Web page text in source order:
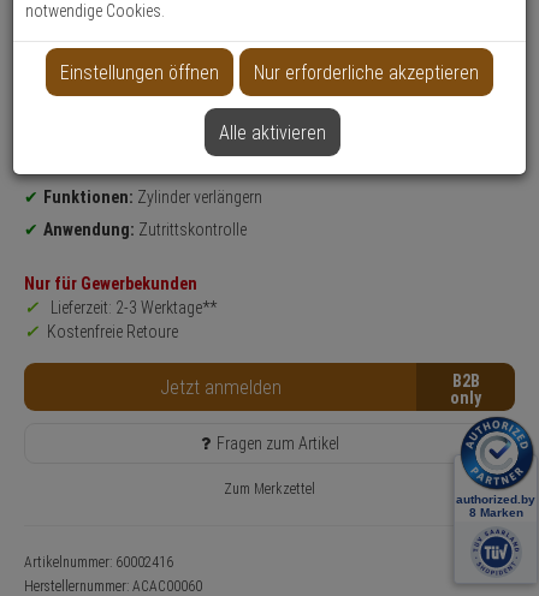
Datenblatt drucken
Produktinformationen
Zubehörartikel, Verlängerungsset
wAppLoxx Pro Zylinder
Funktionen: Zylinder verlängern
Anwendung: Zutrittskontrolle
Nur für Gewerbekunden
Lieferzeit: 2-3 Werktage**
Kostenfreie Retoure
Jetzt anmelden B2B
Fragen zum Artikel
Zum Merkzettel
Artikelnummer: 60002416
Herstellernummer: ACAC00060
notwendige Cookies.
Einstellungen öffnen Nur erforderliche akzeptieren
Alle aktivieren